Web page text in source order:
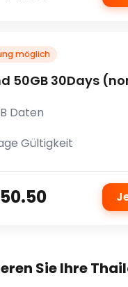
möglich
50GB 30Days
Daten
Gültigkeit
Sie Ihre